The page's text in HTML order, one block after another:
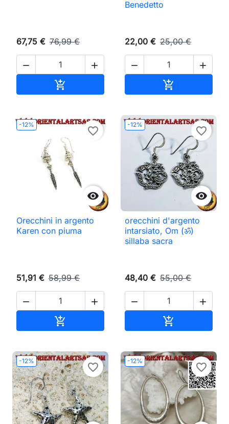
67,75 € 76,99 €
 

Benedetto
22,00 € 25,00 €
 

-12%

favorite_border
Orecchini in argento
Karen con piuma
51,91 € 58,99 €
 

-12%

favorite_border
orecchini d'argento
intarsiato, Om (ॐ)
sillaba sacra
48,40 € 55,00 €
 

-12%
favorite_border
-12%
favorite_border